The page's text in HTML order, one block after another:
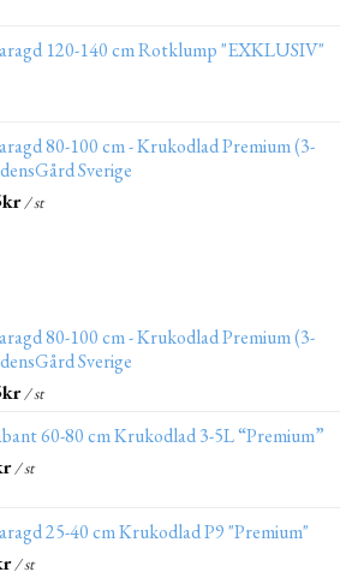
120-140 cm Rotklump "EXKLUSIV"
80-100 cm - Krukodlad Premium (3-
Sverige
kr/ st
80-100 cm - Krukodlad Premium (3-
Sverige
kr/ st
60-80 cm Krukodlad 3-5L “Premium”
/ st
25-40 cm Krukodlad P9 "Premium"
/ st